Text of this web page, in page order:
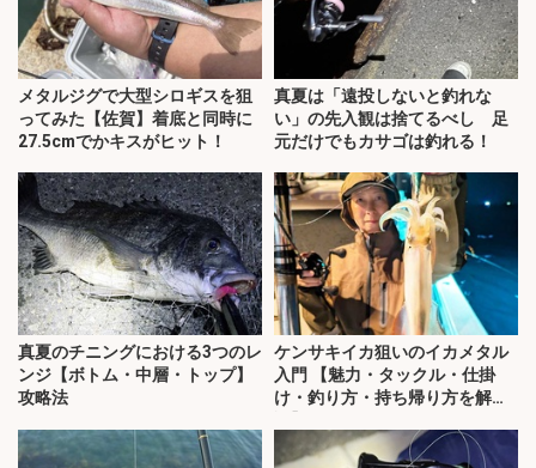
メタルジグで大型シロギスを狙
ってみた【佐賀】着底と同時に
27.5cmでかキスがヒット！
真夏は「遠投しないと釣れな
い」の先入観は捨てるべし 足
元だけでもカサゴは釣れる！
真夏のチニングにおける3つのレ
ンジ【ボトム・中層・トップ】
攻略法
ケンサキイカ狙いのイカメタル
入門 【魅力・タックル・仕掛
け・釣り方・持ち帰り方を解